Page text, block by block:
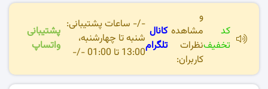
کد
تخفیف
و
مشاهده
نظرات
کاربران:
کانال
تلگرام
-/- ساعات پشتیبانی:
شنبه تا چهارشنبه،
13:00 تا 01:00 -/-
پشتیبانی
واتساپ